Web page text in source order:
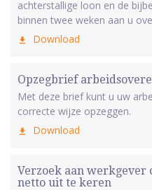
achterstallige loon en de
binnen twee weken aan u
Download
Opzegbrief
Met deze brief kunt u uw
correcte wijze opzeggen.
Download
Verzoek aan werkgever
netto uit te keren